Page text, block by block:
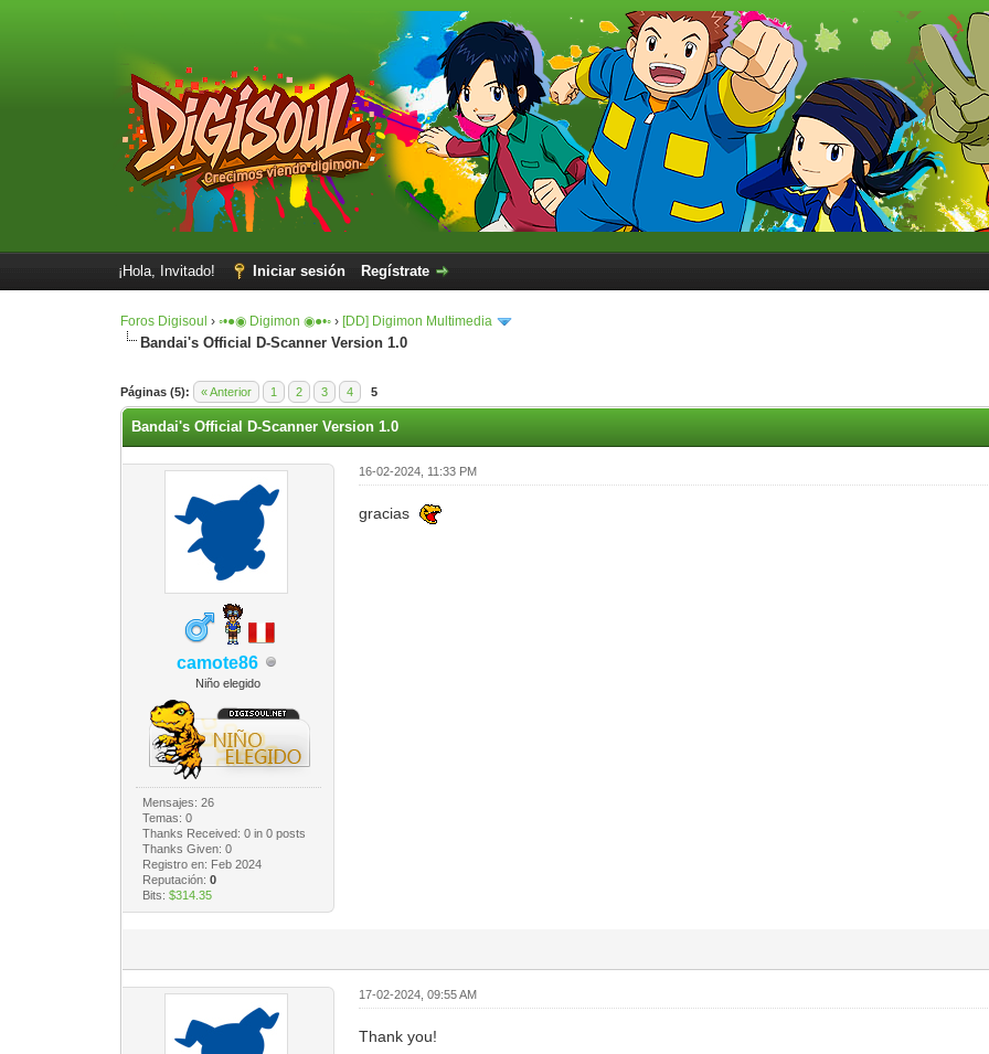
¡Hola, Invitado! Iniciar sesión Regístrate
Foros Digisoul ›◦•●◉ Digimon ◉●•◦ › [DD] Digimon Multimedia
Bandai's Official D-Scanner Version 1.0
Páginas (5): « Anterior 1 2 3 4 5
0 voto(s) - 0 Media
1
2
3
4
5
Bandai's Official D-Scanner Version 1.0
camote86
Niño elegido
Mensajes: 26
Temas: 0
Thanks Received: 0in 0 posts
Thanks Given: 0
Registro en: Feb 2024
Reputación: 0
Bits: $314.35
16-02-2024, 11:33 PM
gracias
17-02-2024, 09:55 AM
Thank you!